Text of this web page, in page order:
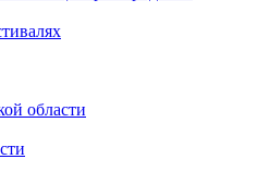
области